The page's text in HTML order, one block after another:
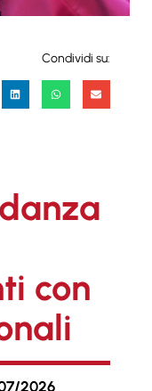
Condividi su:
con
2026